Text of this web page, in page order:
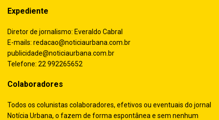
Expediente
Diretor de jornalismo: Everaldo Cabral
E-mails: redacao@noticiaurbana.com.br
publicidade@noticiaurbana.com.br
Telefone: 22 992265652
Colaboradores
Todos os colunistas colaboradores, efetivos ou eventuais do jornal
Notícia Urbana, o fazem de forma espontânea e sem nenhum